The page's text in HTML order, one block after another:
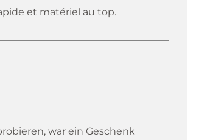
et matériel au top.
war ein Geschenk